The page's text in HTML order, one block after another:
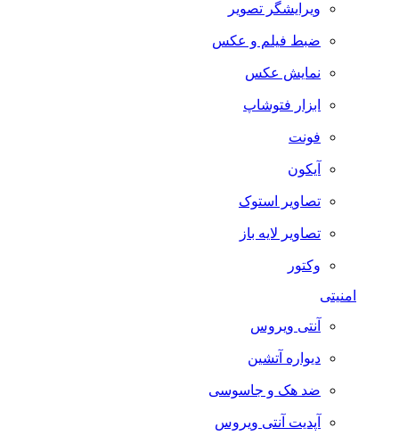
ویرایشگر تصویر
ضبط فيلم و عكس
نمایش عکس
ابزار فتوشاپ
فونت
آیکون
تصاویر استوک
تصاویر لایه باز
وکتور
امنیتی
آنتی ویروس
دیواره آتشین
ضد هک و جاسوسی
آپدیت آنتی ویروس